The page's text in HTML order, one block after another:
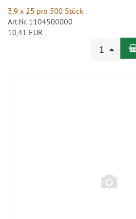
3,9 x 25 pro 500 Stück
Art.Nr. 1104500000
10,41 EUR
1